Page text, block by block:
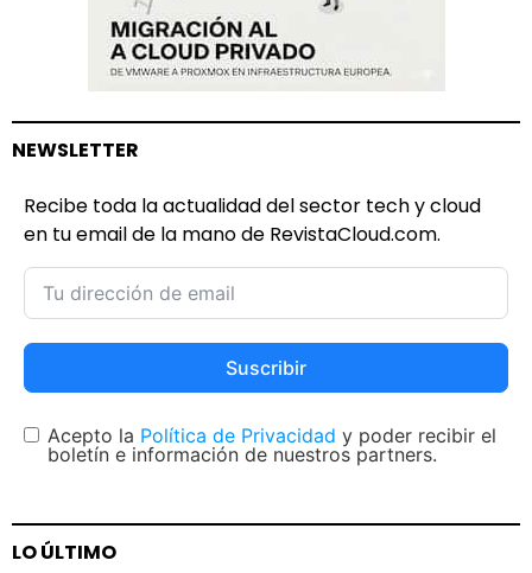
NEWSLETTER
Recibe toda la actualidad del sector tech y cloud
en tu email de la mano de RevistaCloud.com.
Suscribir
Acepto la Política de Privacidad y poder recibir el
boletín e información de nuestros partners.
LO ÚLTIMO